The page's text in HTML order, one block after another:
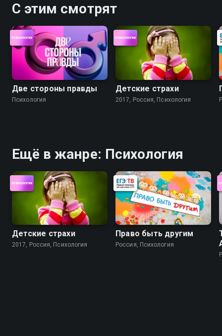
С этим смотрят
Две стороны правды
Психология
Детские страхи
2017, Россия, Психология
Ещё в жанре: Психология
Детские страхи
2017, Россия, Психология
Право быть другим
Россия, Психология